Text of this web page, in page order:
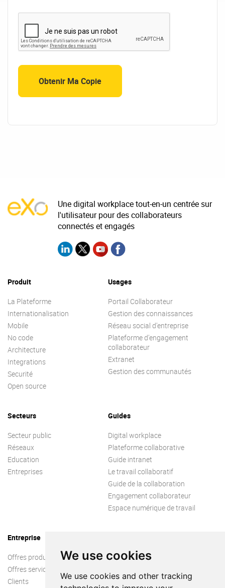
We use cookies
We use cookies and other tracking
Une digital workplace tout-en-un centrée sur
l'utilisateur pour des collaborateurs
connectés et engagés
Produit
La Plateforme
Internationalisation
Mobile
No code
Architecture
Integrations
Securité
Open source
Usages
Portail Collaborateur
Gestion des connaissances
Réseau social d’entreprise
Plateforme d’engagement
collaborateur
Extranet
Gestion des communautés
Secteurs
Secteur public
Réseaux
Education
Entreprises
Guides
Digital workplace
Plateforme collaborative
Guide intranet
Le travail collaboratif
Guide de la collaboration
Engagement collaborateur
Espace numérique de travail
Entreprise
Offres produit
Offres services
Clients